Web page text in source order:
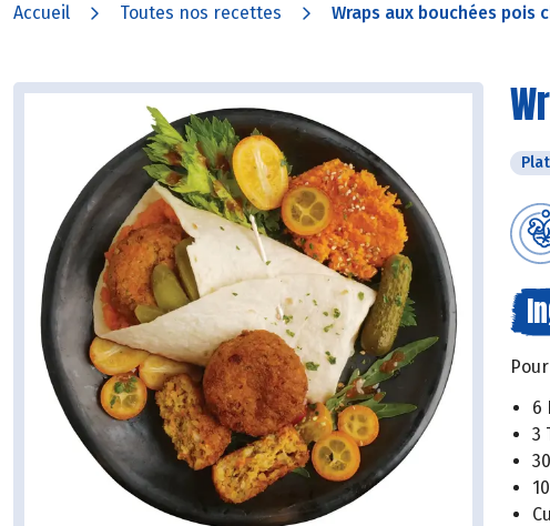
Accueil Toutes nos recettes Wraps aux bouchées pois
6
3